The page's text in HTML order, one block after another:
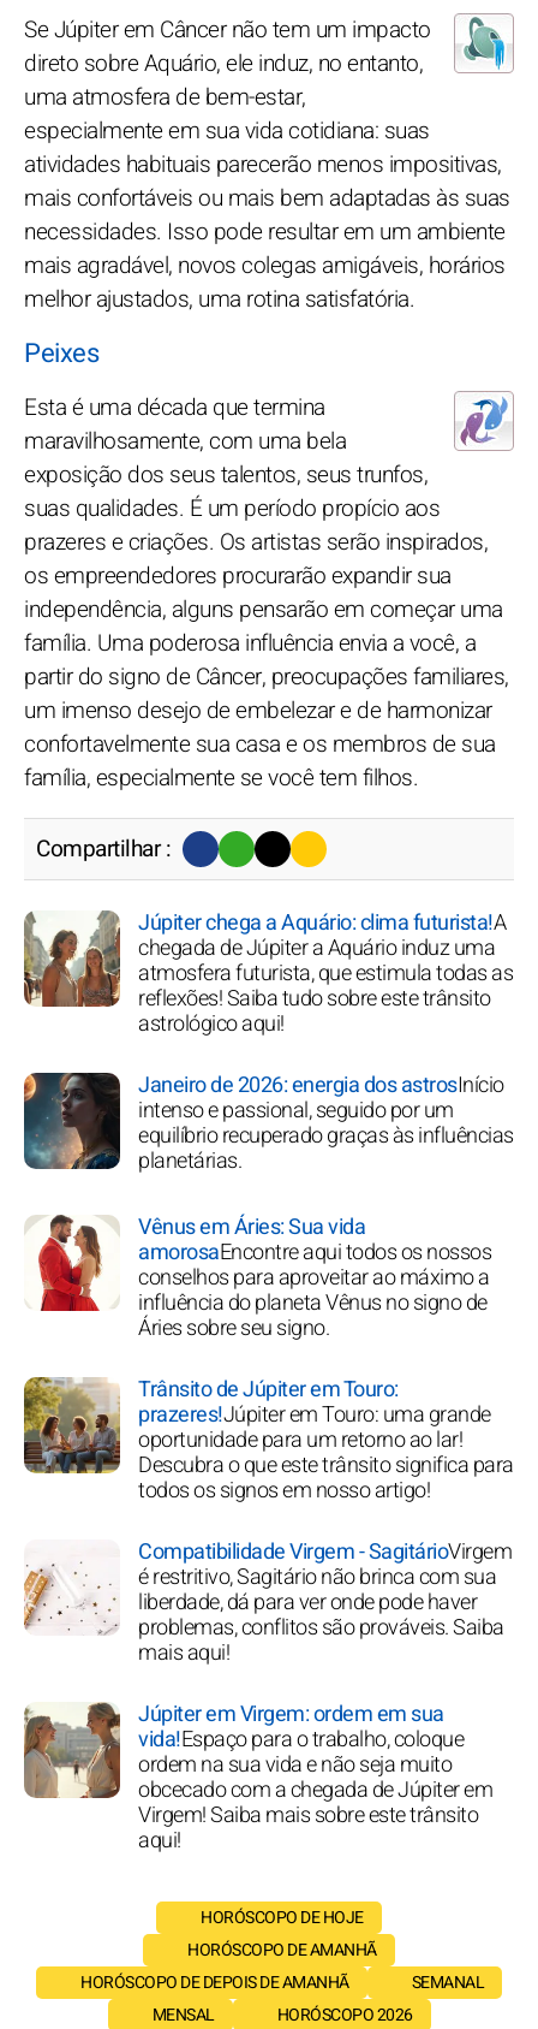
Se Júpiter em Câncer não tem um impacto
direto sobre Aquário, ele induz, no entanto,
uma atmosfera de bem-estar,
especialmente em sua vida cotidiana: suas
atividades habituais parecerão menos impositivas,
mais confortáveis ou mais bem adaptadas às suas
necessidades. Isso pode resultar em um ambiente
mais agradável, novos colegas amigáveis, horários
melhor ajustados, uma rotina satisfatória.
Peixes
Esta é uma década que termina
maravilhosamente, com uma bela
exposição dos seus talentos, seus trunfos,
suas qualidades. É um período propício aos
prazeres e criações. Os artistas serão inspirados,
os empreendedores procurarão expandir sua
independência, alguns pensarão em começar uma
família. Uma poderosa influência envia a você, a
partir do signo de Câncer, preocupações familiares,
um imenso desejo de embelezar e de harmonizar
confortavelmente sua casa e os membros de sua
família, especialmente se você tem filhos.
Compartilhar :
Júpiter chega a Aquário: clima futurista!A
chegada de Júpiter a Aquário induz uma
atmosfera futurista, que estimula todas as
reflexões! Saiba tudo sobre este trânsito
astrológico aqui!
Janeiro de 2026: energia dos astrosInício
intenso e passional, seguido por um
equilíbrio recuperado graças às influências
planetárias.
Vênus em Áries: Sua vida
amorosaEncontre aqui todos os nossos
conselhos para aproveitar ao máximo a
influência do planeta Vênus no signo de
Áries sobre seu signo.
Trânsito de Júpiter em Touro:
prazeres!Júpiter em Touro: uma grande
oportunidade para um retorno ao lar!
Descubra o que este trânsito significa para
todos os signos em nosso artigo!
Compatibilidade Virgem - SagitárioVirgem
é restritivo, Sagitário não brinca com sua
liberdade, dá para ver onde pode haver
problemas, conflitos são prováveis. Saiba
mais aqui!
Júpiter em Virgem: ordem em sua
vida!Espaço para o trabalho, coloque
ordem na sua vida e não seja muito
obcecado com a chegada de Júpiter em
Virgem! Saiba mais sobre este trânsito
aqui!
HORÓSCOPO DE HOJE
HORÓSCOPO DE AMANHÃ
HORÓSCOPO DE DEPOIS DE AMANHÃ
SEMANAL
MENSAL
HORÓSCOPO 2026